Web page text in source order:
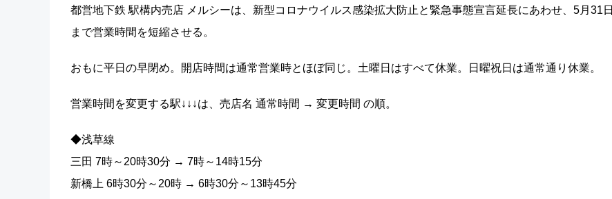
都営地下鉄 駅構内売店 メルシーは、新型コロナウイルス感染拡大防止と緊急事態宣言延長にあわせ、5月31日
まで営業時間を短縮させる。
おもに平日の早閉め。開店時間は通常営業時とほぼ同じ。土曜日はすべて休業。日曜祝日は通常通り休業。
営業時間を変更する駅↓↓↓は、売店名 通常時間 → 変更時間 の順。
◆浅草線
三田 7時～20時30分 → 7時～14時15分
新橋上 6時30分～20時 → 6時30分～13時45分